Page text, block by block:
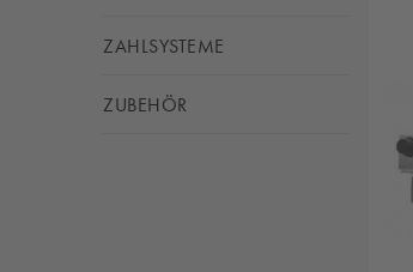
ZAHLSYSTEME
ZUBEHÖR